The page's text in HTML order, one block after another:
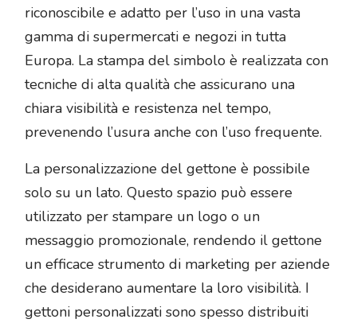
riconoscibile e adatto per l’uso in una vasta
gamma di supermercati e negozi in tutta
Europa. La stampa del simbolo è realizzata con
tecniche di alta qualità che assicurano una
chiara visibilità e resistenza nel tempo,
prevenendo l’usura anche con l’uso frequente.
La personalizzazione del gettone è possibile
solo su un lato. Questo spazio può essere
utilizzato per stampare un logo o un
messaggio promozionale, rendendo il gettone
un efficace strumento di marketing per aziende
che desiderano aumentare la loro visibilità. I
gettoni personalizzati sono spesso distribuiti